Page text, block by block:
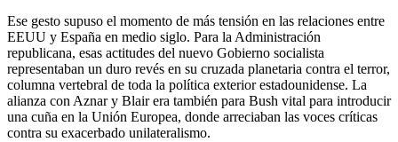
Ese gesto supuso el momento de más tensión en las relaciones entre
EEUU y España en medio siglo. Para la Administración
republicana, esas actitudes del nuevo Gobierno socialista
representaban un duro revés en su cruzada planetaria contra el terror,
columna vertebral de toda la política exterior estadounidense. La
alianza con Aznar y Blair era también para Bush vital para introducir
una cuña en la Unión Europea, donde arreciaban las voces críticas
contra su exacerbado unilateralismo.